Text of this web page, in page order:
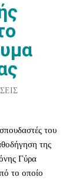
του
της
Γύρα
το οποίο